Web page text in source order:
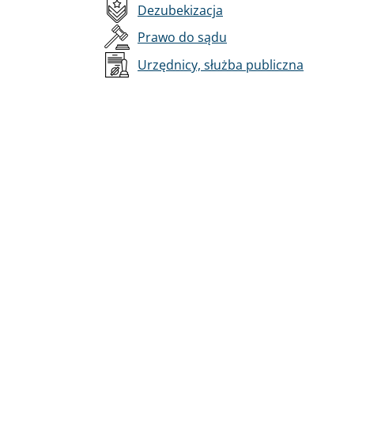
Dezubekizacja
Prawo do sądu
Urzędnicy, służba publiczna